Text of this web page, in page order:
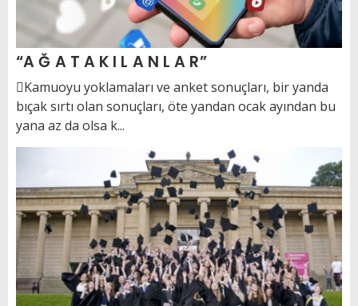
“A Ğ A T A K I L A N L A R”
Kamuoyu yoklamaları ve anket sonuçları, bir yanda
bıçak sırtı olan sonuçları, öte yandan ocak ayından bu
yana az da olsa k...